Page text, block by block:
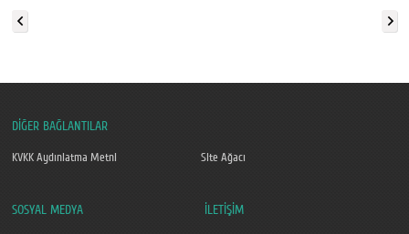
DİĞER BAĞLANTILAR
KVKK Aydınlatma Metni Site Ağacı
SOSYAL MEDYA İLETİŞİM